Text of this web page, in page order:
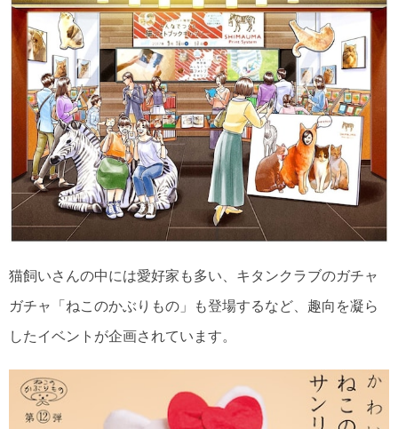
猫飼いさんの中には愛好家も多い、キタンクラブのガチャ
ガチャ「ねこのかぶりもの」も登場するなど、趣向を凝ら
したイベントが企画されています。